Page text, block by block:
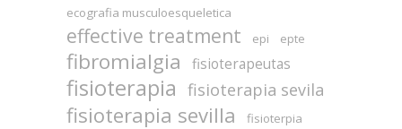
ecografia musculoesqueletica
effective treatment epi epte
fibromialgia fisioterapeutas
fisioterapia fisioterapia sevila
fisioterapia sevilla
fisioterpia